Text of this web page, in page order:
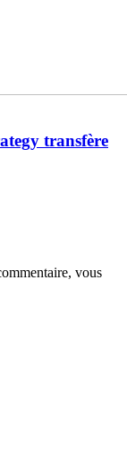
transfère
vous